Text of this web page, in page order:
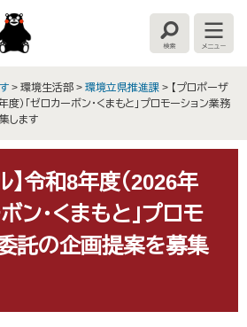
検
索
メ
ニ
ー
> 環境生活部 > 環境立県推進課 > 【プロポーザ
度）「ゼロカーボン・くまもと」プロモーション業務
します
】令和8年度（2026年
ン・くまもと」プロモ
託の企画提案を募集